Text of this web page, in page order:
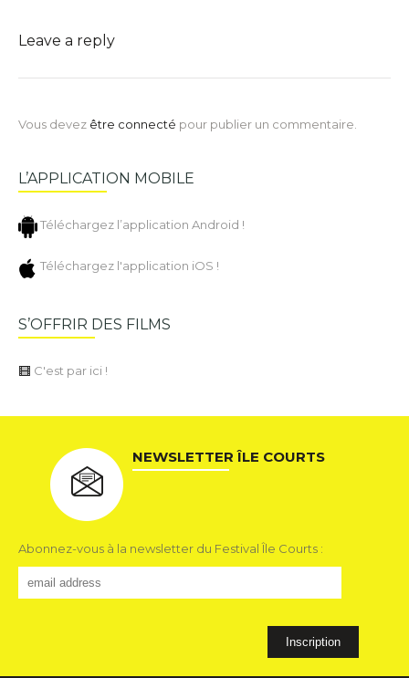
Leave a reply
Vous devez être connecté pour publier un commentaire.
L’APPLICATION MOBILE
Téléchargez l’application Android !
Téléchargez l'application iOS !
S’OFFRIR DES FILMS
C'est par ici !
NEWSLETTER ÎLE COURTS
Abonnez-vous à la newsletter du Festival Île Courts :